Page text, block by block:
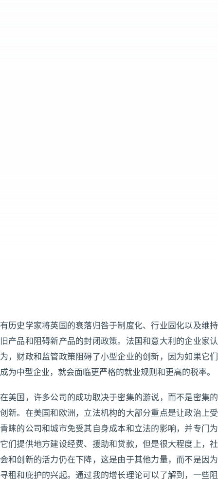
有历史学家将英国的衰落归咎于制度化、行业固化以及维持
旧产品和阻碍新产品的封闭政策。法国和意大利的企业家认
为，财政和监管政策阻碍了小型企业的创新，因为如果它们
成为中型企业，就会面临更严格的就业规则和更高的税率。
在美国，许多公司的成功取决于密集的游说，而不是密集的
创新。在美国和欧洲，立法机构的大部分重点是让政治上受
青睐的公司和城市免受其自身成本和立法的影响，并专门为
它们提供地方建设经费、援助和贷款，但是很大程度上，社
会和创新的活力仍在下降，这是由于其他力量，而不是因为
寻租和庇护的兴起。通过我的增长理论可以了解到，一些阻